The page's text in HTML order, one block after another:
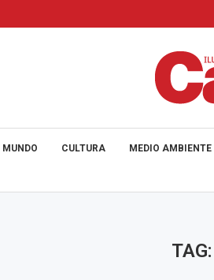
MUNDO CULTURA MEDIO AMBIENTE
TAG: